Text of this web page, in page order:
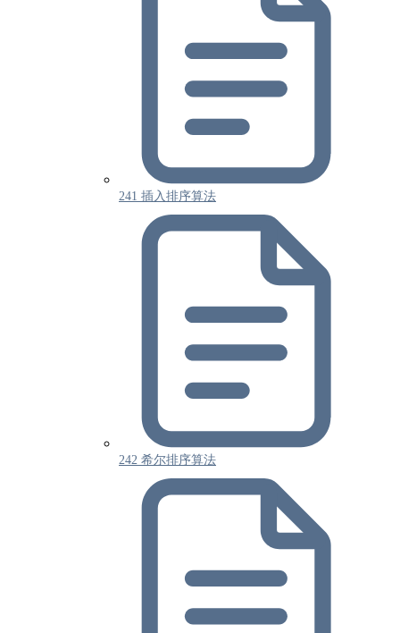
241 插入排序算法
242 希尔排序算法